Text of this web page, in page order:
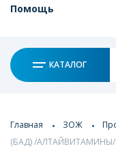
Помощь
КАТАЛОГ
Главная ЗОЖ
(БАД) /АЛТАЙВИТАМИНЫ/